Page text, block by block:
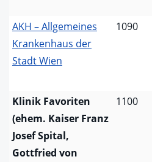
AKH – Allgemeines
Krankenhaus der
Stadt Wien
1090
Klinik Favoriten
(ehem. Kaiser Franz
Josef Spital,
Gottfried von
1100